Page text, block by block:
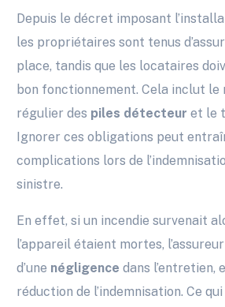
Depuis le décret imposant
les propriétaires sont tenus
place, tandis que les locataires
bon fonctionnement. Cela inclut
régulier des piles détecteur et le
Ignorer ces obligations peut
complications lors de
sinistre.
En effet, si un incendie survenait
l’appareil étaient mortes,
d’une négligence dans l’entretien,
réduction de l’indemnisation. Ce